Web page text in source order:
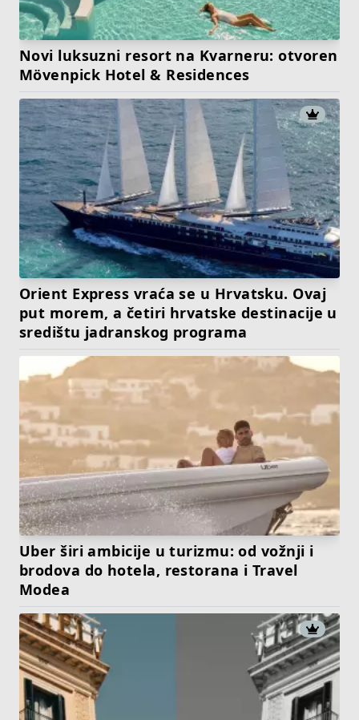
Novi luksuzni resort na Kvarneru: otvoren
Mövenpick Hotel & Residences
Orient Express vraća se u Hrvatsku. Ovaj
put morem, a četiri hrvatske destinacije u
središtu jadranskog programa
Uber širi ambicije u turizmu: od vožnji i
brodova do hotela, restorana i Travel
Modea